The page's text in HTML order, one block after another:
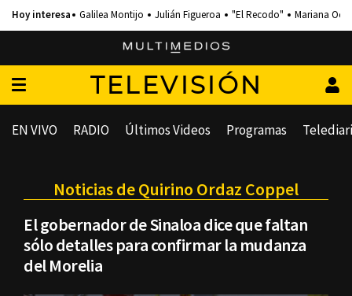
Galilea Montijo Julián Figueroa "El Recodo" Mariana
TELEVISIÓN
EN VIVO RADIO Últimos Videos Programas
Noticias de Quirino Ordaz Coppel
El gobernador de Sinaloa dice que faltan
sólo detalles para confirmar la mudanza
del Morelia